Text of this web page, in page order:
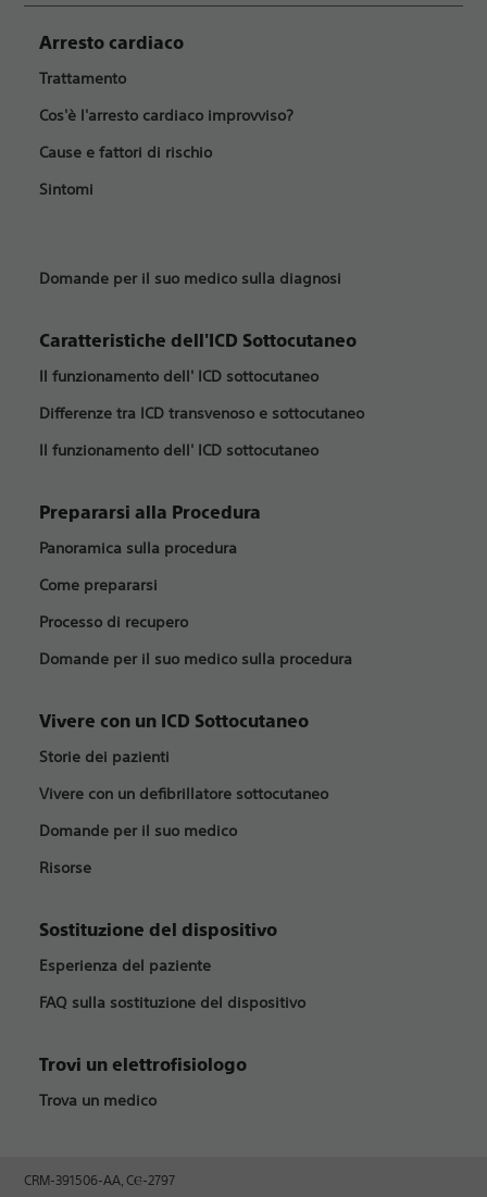
Arresto cardiaco
Trattamento
Cos'è l'arresto cardiaco improvviso?
Cause e fattori di rischio
Sintomi
Domande per il suo medico sulla diagnosi
Caratteristiche dell'ICD Sottocutaneo
Il funzionamento dell' ICD sottocutaneo
Differenze tra ICD transvenoso e sottocutaneo
Il funzionamento dell' ICD sottocutaneo
Prepararsi alla Procedura
Panoramica sulla procedura
Come prepararsi
Processo di recupero
Domande per il suo medico sulla procedura
Vivere con un ICD Sottocutaneo
Storie dei pazienti
Vivere con un defibrillatore sottocutaneo
Domande per il suo medico
Risorse
Sostituzione del dispositivo
Esperienza del paziente
FAQ sulla sostituzione del dispositivo
Trovi un elettrofisiologo
Trova un medico
CRM-391506-AA, CⲈ-2797